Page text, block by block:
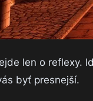
len o reflexy.
byť presnejší.